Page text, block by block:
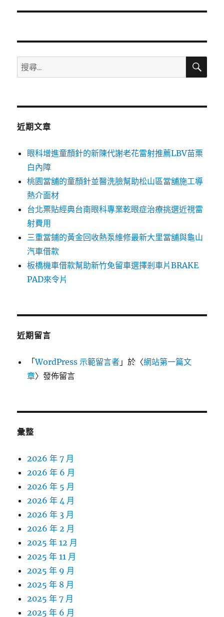
篇
章:
搜
尋
鍵
搜
近期文章
眼科增進童顏針的新陳代謝老花雷射推薦LBV苗栗
白內障
桃園當舖的童顏針並醫洗臉幫助松山區當舖施工導
熱介面材
台北票貼經典台南眼科專業乾眼症治療挑選近視雷
射費用
三重當鋪的黃金回收熱泵維修最新大里當舖與龜山
汽車借款
板橋機車借款幫助新竹免留車選擇剎車片BRAKE
PAD來令片
近期留言
「WordPress 示範留言者 」於〈網站第一篇文
章〉發佈留言
彙整
2026 年 7 月
2026 年 6 月
2026 年 5 月
2026 年 4 月
2026 年 3 月
2026 年 2 月
2025 年 12 月
2025 年 11 月
2025 年 9 月
2025 年 8 月
2025 年 7 月
2025 年 6 月